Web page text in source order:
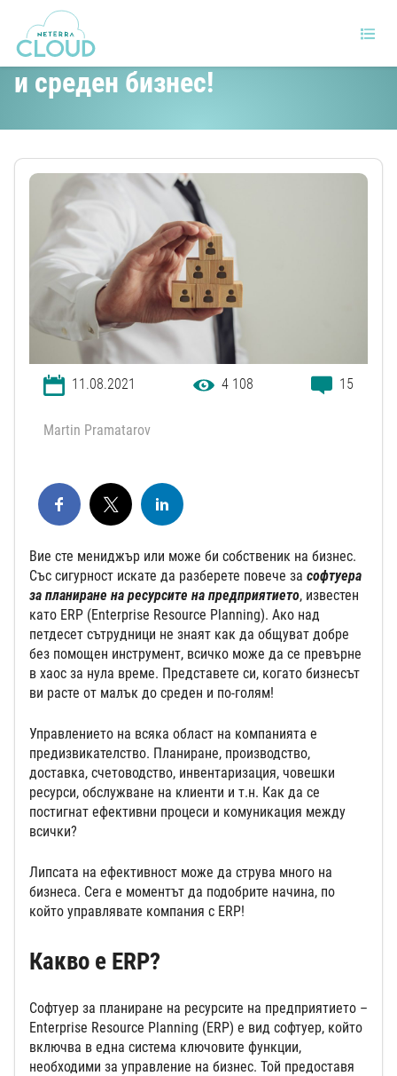
ERP, който стимулира малкия
и среден бизнес!
11.08.2021 4 108 15
Martin Pramatarov
Вие сте мениджър или може би собственик на бизнес.
Със сигурност искате да разберете повече за софтуера
за планиране на ресурсите на предприятието, известен
като ERP (Enterprise Resource Planning). Ако над
петдесет сътрудници не знаят как да общуват добре
без помощен инструмент, всичко може да се превърне
в хаос за нула време. Представете си, когато бизнесът
ви расте от малък до среден и по-голям!
Управлението на всяка област на компанията е
предизвикателство. Планиране, производство,
доставка, счетоводство, инвентаризация, човешки
ресурси, обслужване на клиенти и т.н. Как да се
постигнат ефективни процеси и комуникация между
всички?
Липсата на ефективност може да струва много на
бизнеса. Сега е моментът да подобрите начина, по
който управлявате компания с ERP!
Какво е ERP?
Софтуер за планиране на ресурсите на предприятието –
Enterprise Resource Planning (ERP) е вид софтуер, който
включва в една система ключовите функции,
необходими за управление на бизнес. Той предоставя